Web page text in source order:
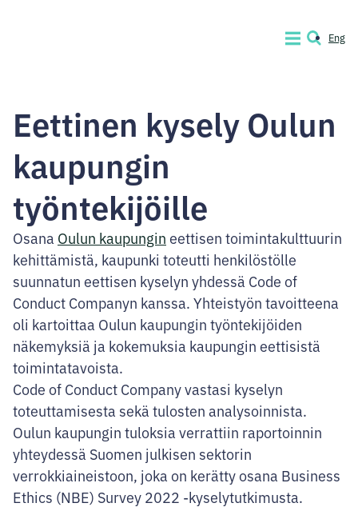
Conduct
Company
VALIKKOHAKUEng
Eettinen kysely Oulun
kaupungin
työntekijöille
Osana Oulun kaupungin eettisen toimintakulttuurin
kehittämistä, kaupunki toteutti henkilöstölle
suunnatun eettisen kyselyn yhdessä Code of
Conduct Companyn kanssa. Yhteistyön tavoitteena
oli kartoittaa Oulun kaupungin työntekijöiden
näkemyksiä ja kokemuksia kaupungin eettisistä
toimintatavoista.
Code of Conduct Company vastasi kyselyn
toteuttamisesta sekä tulosten analysoinnista.
Oulun kaupungin tuloksia verrattiin raportoinnin
yhteydessä Suomen julkisen sektorin
verrokkiaineistoon, joka on kerätty osana Business
Ethics (NBE) Survey 2022 -kyselytutkimusta.